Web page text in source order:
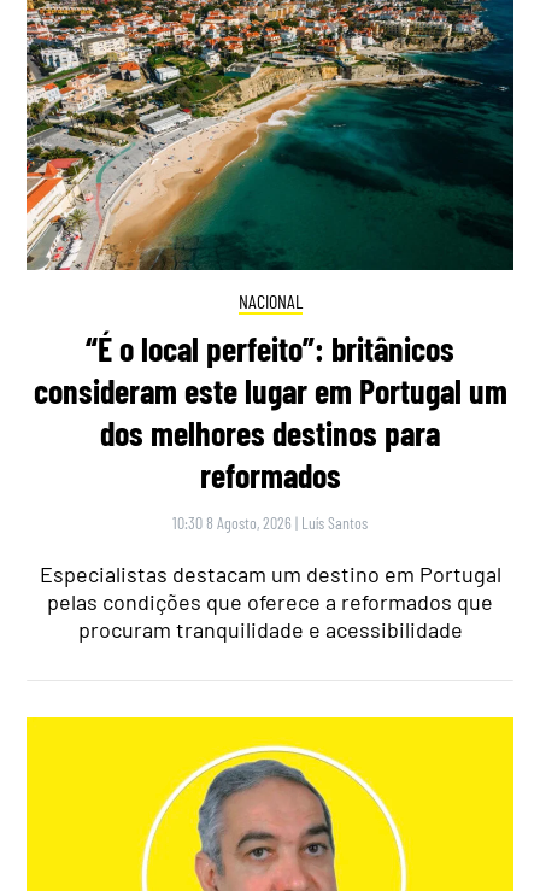
NACIONAL
“É o local perfeito”: britânicos
consideram este lugar em Portugal um
dos melhores destinos para
reformados
10:30 8 Agosto, 2026 | Luís Santos
Especialistas destacam um destino em Portugal
pelas condições que oferece a reformados que
procuram tranquilidade e acessibilidade